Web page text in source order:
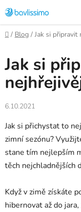
na
obsah
Domů
/ Blog / Jak si připravit
Jak si
6.10.2021
Jak si přichystat to
zimní sezónu?
stane tím nejlepším
těch nejchladnějších
Když v zimě získáte
hibernovat až do